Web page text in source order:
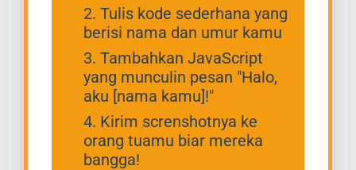
Tulis kode sederhana yang
berisi nama dan umur kamu
Tambahkan JavaScript
yang munculin pesan "Halo,
aku [nama kamu]!"
Kirim screnshotnya ke
orang tuamu biar mereka
bangga!